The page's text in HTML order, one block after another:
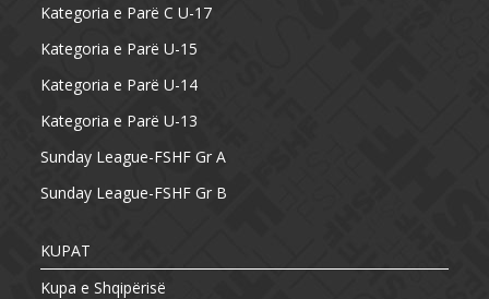
Kategoria e Parë C U-17
Kategoria e Parë U-15
Kategoria e Parë U-14
Kategoria e Parë U-13
Sunday League-FSHF Gr A
Sunday League-FSHF Gr B
KUPAT
Kupa e Shqipërisë